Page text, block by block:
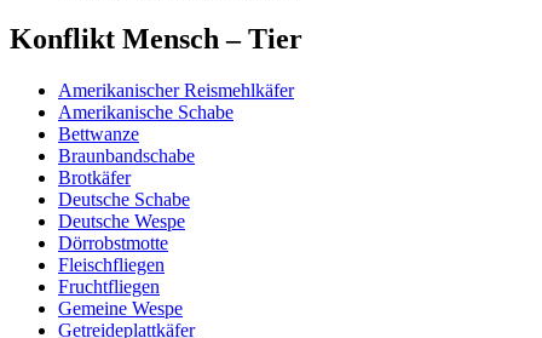
Konflikt Mensch – Tier
Amerikanischer Reismehlkäfer
Amerikanische Schabe
Bettwanze
Braunbandschabe
Brotkäfer
Deutsche Schabe
Deutsche Wespe
Dörrobstmotte
Fleischfliegen
Fruchtfliegen
Gemeine Wespe
Getreideplattkäfer